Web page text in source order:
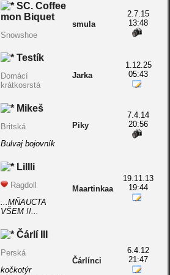
SC. Coffee
mon Biquet
Snowshoe
smula
2.7.15
13:48
Testík
Domácí
krátkosrstá
Jarka
1.12.25
05:43
Mikeš
Britská
Bulvaj bojovník
Piky
7.4.14
20:56
Lillli
Ragdoll
...MŇAUCTA
VŠEM !!...
Maartinkaa
19.11.13
19:44
Čárlí III
Perská
kočkotýr
Čárlínci
6.4.12
21:47